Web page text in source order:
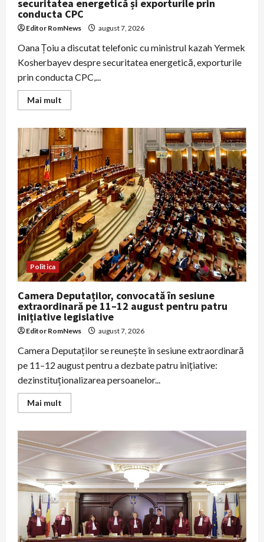
securitatea energetică și exporturile prin
conducta CPC
Editor RomNews august 7, 2026
Oana Țoiu a discutat telefonic cu ministrul kazah Yermek
Kosherbayev despre securitatea energetică, exporturile
prin conducta CPC,...
Mai mult
more
Țoiu
a
discutat
cu
omologul
kazah
despre
securitatea
energetică
și
exporturile
prin
conducta
CPC
Politica
Camera Deputaților, convocată în sesiune
extraordinară pe 11–12 august pentru patru
inițiative legislative
Editor RomNews august 7, 2026
Camera Deputaților se reunește în sesiune extraordinară
pe 11–12 august pentru a dezbate patru inițiative:
dezinstituționalizarea persoanelor...
Mai mult
more
Deputaților,
convocată
în
sesiune
extraordinară
pe
11–
12
august
pentru
patru
inițiative
legislative